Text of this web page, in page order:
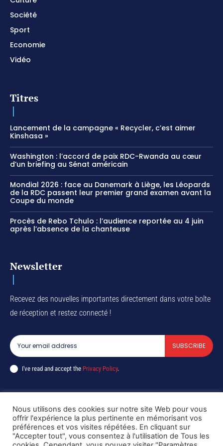
Société
Sport
Economie
Vidéo
Titres
Lancement de la campagne « Recycler, c’est aimer
Kinshasa »
Washington : l’accord de paix RDC-Rwanda au cœur
d’un briefing au Sénat américain
Mondial 2026 : face au Danemark à Liège, les Léopards
de la RDC passent leur premier grand examen avant la
Coupe du monde
Procès de Rebo Tchulo : l’audience reportée au 4 juin
après l’absence de la chanteuse
Newsletter
Recevez des nouvelles importantes directement dans votre boîte
de réception et restez connecté !
SUBSCRIBE
I've read and accept the Privacy Policy.
Copyright © DiaspoRDC. All rights reserved
Nous utilisons des cookies sur notre site Web pour vous
offrir l'expérience la plus pertinente en mémorisant vos
préférences et vos visites répétées. En cliquant sur
"Accepter tout", vous consentez à l'utilisation de Tous les